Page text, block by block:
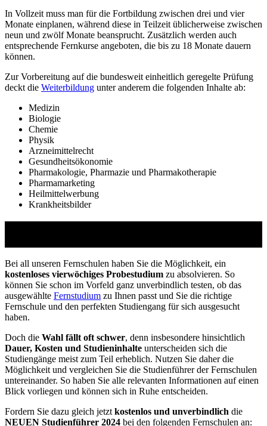
In Vollzeit muss man für die Fortbildung zwischen drei und vier
Monate einplanen, während diese in Teilzeit üblicherweise zwischen
neun und zwölf Monate beansprucht. Zusätzlich werden auch
entsprechende Fernkurse angeboten, die bis zu 18 Monate dauern
können.
Zur Vorbereitung auf die bundesweit einheitlich geregelte Prüfung
deckt die Weiterbildung unter anderem die folgenden Inhalte ab:
Medizin
Biologie
Chemie
Physik
Arzneimittelrecht
Gesundheitsökonomie
Pharmakologie, Pharmazie und Pharmakotherapie
Pharmamarketing
Heilmittelwerbung
Krankheitsbilder
Bei all unseren Fernschulen haben Sie die Möglichkeit, ein
kostenloses vierwöchiges Probestudium zu absolvieren. So
können Sie schon im Vorfeld ganz unverbindlich testen, ob das
ausgewählte Fernstudium zu Ihnen passt und Sie die richtige
Fernschule und den perfekten Studiengang für sich ausgesucht
haben.
Doch die Wahl fällt oft schwer, denn insbesondere hinsichtlich
Dauer, Kosten und Studieninhalte unterscheiden sich die
Studiengänge meist zum Teil erheblich. Nutzen Sie daher die
Möglichkeit und vergleichen Sie die Studienführer der Fernschulen
untereinander. So haben Sie alle relevanten Informationen auf einen
Blick vorliegen und können sich in Ruhe entscheiden.
Fordern Sie dazu gleich jetzt kostenlos und unverbindlich die
NEUEN Studienführer 2024 bei den folgenden Fernschulen an: